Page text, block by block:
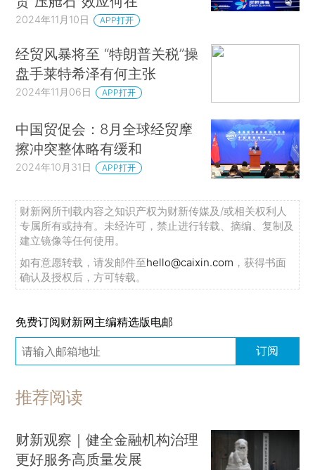
2024年11月10日 APP打开
经贸风暴将至 “特朗普关税”操
盘手莱特希泽有何主张
2024年11月06日 APP打开
中国贸促会：8月全球经贸摩
擦冲突整体略有缓和
2024年10月31日 APP打开
财新网所刊载内容之知识产权为财新传媒及/或相关权利人
专属所有或持有。未经许可，禁止进行转载、摘编、复制及
建立镜像等任何使用。
如有意愿转载，请发邮件至hello@caixin.com ，获得书面
确认及授权后，方可转载。
免费订阅财新网主编精选版电邮
订阅
推荐阅读
财新观察｜健全金融机构治理
更好服务高质量发展